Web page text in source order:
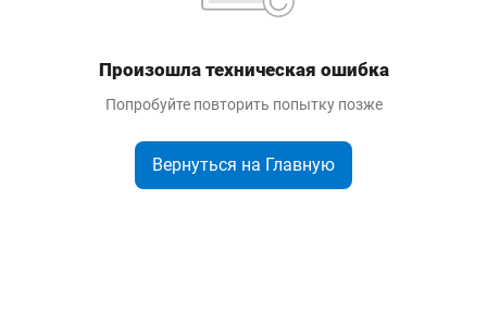
Произошла техническая ошибка
Попробуйте повторить попытку позже
Вернуться на Главную